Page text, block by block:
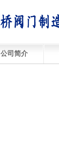
公司简介